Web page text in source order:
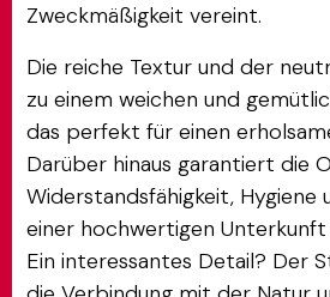
Zweckmäßigkeit vereint.
Die reiche Textur und der
zu einem weichen und
das perfekt für einen
Darüber hinaus garantiert die
Widerstandsfähigkeit, Hygiene
einer hochwertigen Unterkunft
Ein interessantes Detail? Der